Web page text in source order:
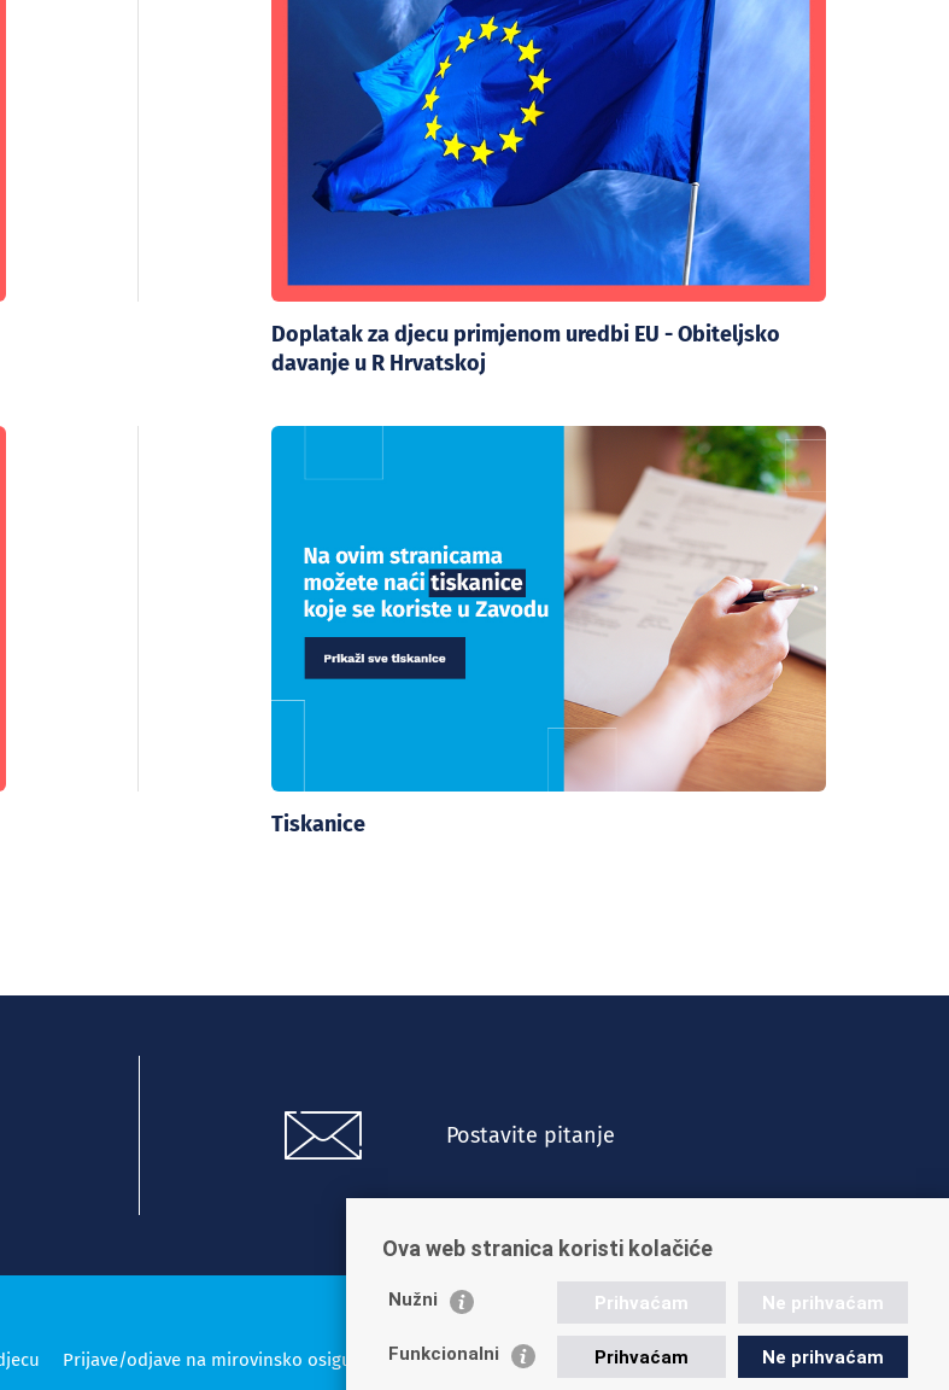
Doplatak za djecu primjenom uredbi EU - Obiteljsko
davanje u R Hrvatskoj
Tiskanice
Postavite pitanje
Prijave/odjave na mirovinsko osiguranje Vijesti Kontakt Posao u HZMO-u Impressum
Ova web stranica koristi kolačiće
Nužni Prihvaćam Ne prihvaćam
Funkcionalni Prihvaćam Ne prihvaćam